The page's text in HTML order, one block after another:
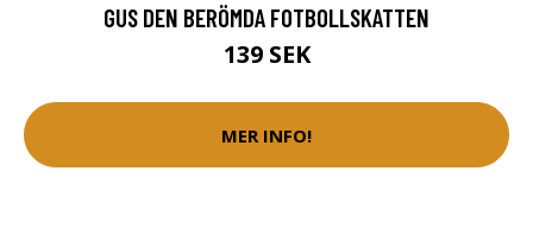
GUS DEN BERÖMDA FOTBOLLSKATTEN
139 SEK
MER INFO!